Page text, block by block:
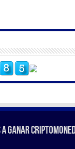
a ganar